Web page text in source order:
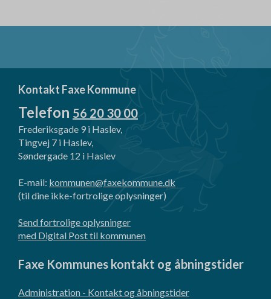
Kontakt Faxe Kommune
Telefon 56 20 30 00
Frederiksgade 9 i Haslev,
Tingvej 7 i Haslev,
Søndergade 12 i Haslev
E-mail: kommunen@faxekommune.dk
(til dine ikke-fortrolige oplysninger)
Send fortrolige oplysninger
med Digital Post til kommunen
Faxe Kommunes kontakt og åbningstider
Administration - Kontakt og åbningstider